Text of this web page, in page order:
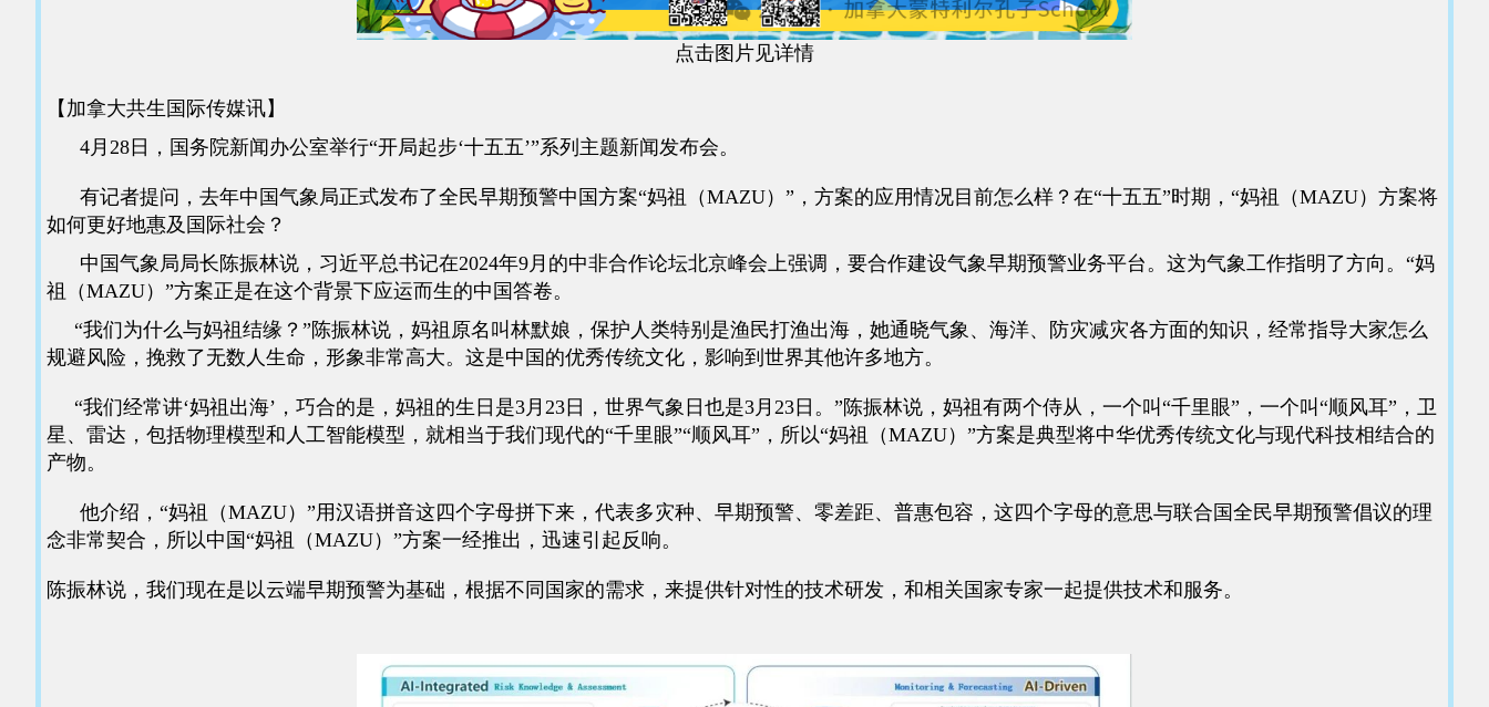
点击图片见详情
【加拿大共生国际传媒讯】
4月28日，国务院新闻办公室举行“开局起步‘十五五’”系列主题新闻发布会。
有记者提问，去年中国气象局正式发布了全民早期预警中国方案“妈祖（MAZU）”，方案的应用情况目前怎么样？在“十五五”时期，“妈祖（MAZU）方案将
如何更好地惠及国际社会？
中国气象局局长陈振林说，习近平总书记在2024年9月的中非合作论坛北京峰会上强调，要合作建设气象早期预警业务平台。这为气象工作指明了方向。“妈
祖（MAZU）”方案正是在这个背景下应运而生的中国答卷。
“我们为什么与妈祖结缘？”陈振林说，妈祖原名叫林默娘，保护人类特别是渔民打渔出海，她通晓气象、海洋、防灾减灾各方面的知识，经常指导大家怎么
规避风险，挽救了无数人生命，形象非常高大。这是中国的优秀传统文化，影响到世界其他许多地方。
“我们经常讲‘妈祖出海’，巧合的是，妈祖的生日是3月23日，世界气象日也是3月23日。”陈振林说，妈祖有两个侍从，一个叫“千里眼”，一个叫“顺风耳”，卫
星、雷达，包括物理模型和人工智能模型，就相当于我们现代的“千里眼”“顺风耳”，所以“妈祖（MAZU）”方案是典型将中华优秀传统文化与现代科技相结合的
产物。
他介绍，“妈祖（MAZU）”用汉语拼音这四个字母拼下来，代表多灾种、早期预警、零差距、普惠包容，这四个字母的意思与联合国全民早期预警倡议的理
念非常契合，所以中国“妈祖（MAZU）”方案一经推出，迅速引起反响。
陈振林说，我们现在是以云端早期预警为基础，根据不同国家的需求，来提供针对性的技术研发，和相关国家专家一起提供技术和服务。